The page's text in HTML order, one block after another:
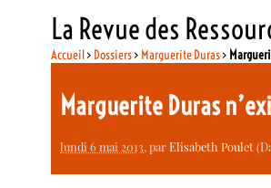
La Revue des
Accueil> Dossiers> Marguerite Duras>
Marguerite Duras
lundi 6 mai 2013, parElisabeth Poulet